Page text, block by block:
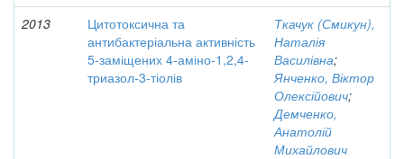
2013
Цитотоксична та
антибактеріальна активність
5-заміщених 4-аміно-1,2,4-
триазол-3-тіолів
Ткачук (Смикун),
Наталія
Василівна;
Янченко, Віктор
Олексійович;
Демченко,
Анатолій
Михайлович